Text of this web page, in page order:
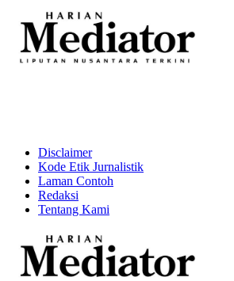
Disclaimer
Kode Etik Jurnalistik
Laman Contoh
Redaksi
Tentang Kami